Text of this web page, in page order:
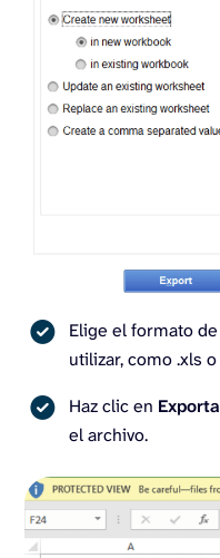
Elige el formato
utilizar, como .xls o
Haz clic en
el archivo.